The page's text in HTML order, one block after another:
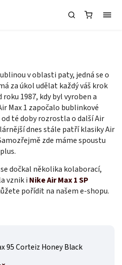
v oblasti paty, jedná se o
za úkol udělat každý váš krok
1987, kdy byl vyroben a
Max 1 započalo bublinkové
od té doby rozrostla o další Air
dnes stále patří klasiky Air
zde máme spoustu
dočkal několika kolaborací,
vznik i Nike Air Max 1 SP
pořídit na našem e-shopu.
95 Corteiz Honey Black